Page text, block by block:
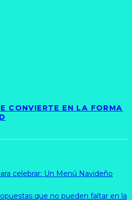
CONVIERTE EN LA FORMA
celebrar: Un Menú Navideño
que no pueden faltar en la